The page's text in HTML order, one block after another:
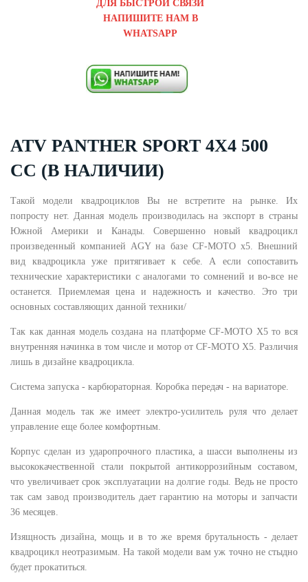
ДЛЯ БЫСТРОЙ СВЯЗИ
НАПИШИТЕ НАМ В
WHATSAPP
ATV PANTHER SPORT 4X4 500
CC (В НАЛИЧИИ)
Такой модели квадроциклов Вы не встретите на рынке. Их
попросту нет. Данная модель производилась на экспорт в страны
Южной Америки и Канады. Совершенно новый квадроцикл
произведенный компанией AGY на базе CF-MOTO x5. Внешний
вид квадроцикла уже притягивает к себе. А если сопоставить
технические характеристики с аналогами то сомнений и во-все не
останется. Приемлемая цена и надежность и качество. Это три
основных составляющих данной техники/
Так как данная модель создана на платформе CF-MOTO X5 то вся
внутренняя начинка в том числе и мотор от CF-MOTO X5. Различия
лишь в дизайне квадроцикла.
Система запуска - карбюраторная. Коробка передач - на вариаторе.
Данная модель так же имеет электро-усилитель руля что делает
управление еще более комфортным.
Корпус сделан из ударопрочного пластика, а шасси выполнены из
высококачественной стали покрытой антикоррозийным составом,
что увеличивает срок эксплуатации на долгие годы. Ведь не просто
так сам завод производитель дает гарантию на моторы и запчасти
36 месяцев.
Изящность дизайна, мощь и в то же время брутальность - делает
квадроцикл неотразимым. На такой модели вам уж точно не стыдно
будет прокатиться.